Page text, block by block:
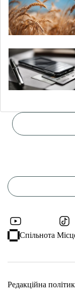
Спільнота
Редакційна